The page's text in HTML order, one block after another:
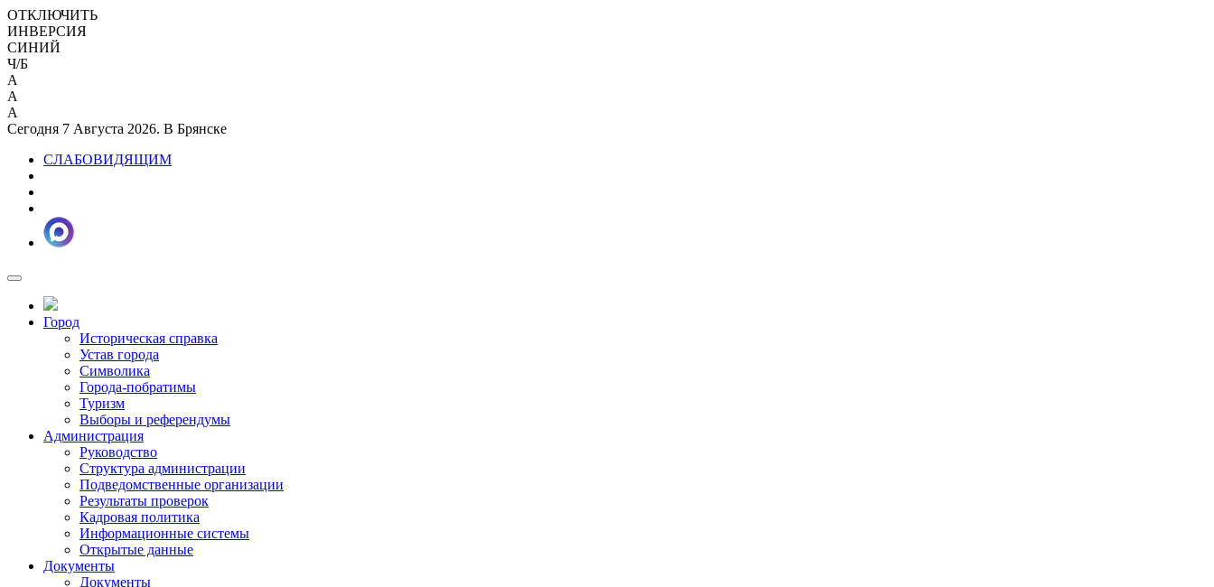
ОТКЛЮЧИТЬ
ИНВЕРСИЯ
СИНИЙ
Ч/Б
A
A
A
Сегодня 7 Августа 2026. В Брянске
СЛАБОВИДЯЩИМ
Город
Историческая справка
Устав города
Символика
Города-побратимы
Туризм
Выборы и референдумы
Администрация
Руководство
Структура администрации
Подведомственные организации
Результаты проверок
Кадровая политика
Информационные системы
Открытые данные
Документы
Документы